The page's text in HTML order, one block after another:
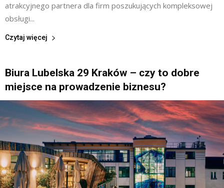
atrakcyjnego partnera dla firm poszukujących kompleksowej
obsługi...
Czytaj więcej
Biura Lubelska 29 Kraków – czy to dobre
miejsce na prowadzenie biznesu?